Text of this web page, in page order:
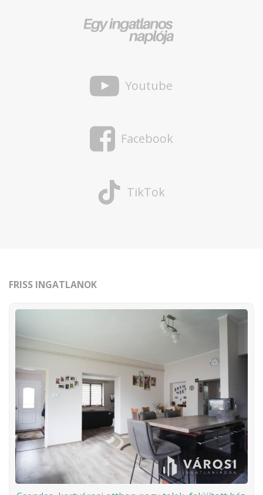
Youtube
Facebook
TikTok
FRISS INGATLANOK